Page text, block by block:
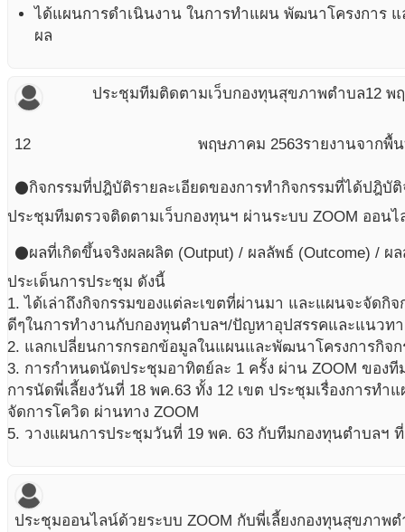
ได้แผนการดำเนินงาน ในการทำแผน พัฒนาโครงการ แ
ผล
ประชุมทีมติดตามเว็บกองทุนสุขภาพตำบล12 พ
12 พฤษภาคม 2563รายงานจากพื้น
circleกิจกรรมที่ปฎิบัติรายละเอียดของการทำกิจกรรมที่ได้ปฎิบัติ
ประชุมทีมตรวจติดตามเว็บกองทุนฯ ผ่านระบบ ZOOM ออนไ
circleผลที่เกิดขึ้นจริงผลผลิต (Output) / ผลลัพธ์ (Outcome) /
ประเด็นการประชุม ดังนี้
1. ได้เล่าถึงกิจกรรมของแต่ละเขตที่ผ่านมา และแผนจะจัดกิ
ดีๆในการทำงานกับกองทุนตำบลฯ/ปัญหาอุปสรรคและแนวท
2. แลกเปลี่ยนการกรอกข้อมูลในแผนและพัฒนาโครงการกิจก
3. การกำหนดนัดประชุมอาทิตย์ละ 1 ครั้ง ผ่าน ZOOM ของ
การนัดพี่เลี้ยงวันที่ 18 พค.63 ทั้ง 12 เขต ประชุมเรื่องการทำ
จัดการโควิด ผ่านทาง ZOOM
5. วางแผนการประชุมวันที่ 19 พค. 63 กับทีมกองทุนตำบลฯ
ประชุมออนไลน์ด้วยระบบ ZOOM กับพี่เลี้ยงกองทุนสุขภาพ